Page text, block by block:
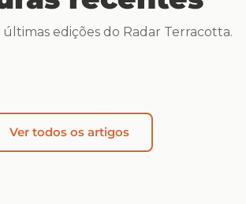
edições do Radar Terracotta.
Ver todos os artigos